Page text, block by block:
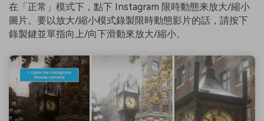
在「正常」模式下，點下 Instagram 限時動態来放大/縮小
圖片。要以放大/縮小模式錄製限時動態影片的話，請按下
錄製鍵並單指向上/向下滑動來放大/縮小。